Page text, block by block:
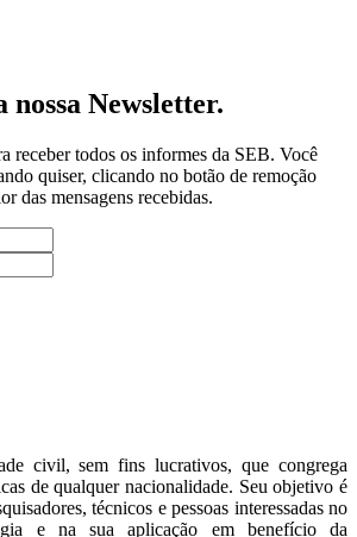
nossa Newsletter.
receber todos os informes da SEB. Você
quiser, clicando no botão de remoção
das mensagens recebidas.
civil, sem fins lucrativos, que congrega
de qualquer nacionalidade. Seu objetivo é
técnicos e pessoas interessadas no
e na sua aplicação em benefício da